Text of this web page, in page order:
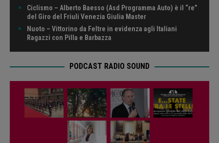
Ciclismo – Alberto Baesso (Asd Programma Auto) è il “re”
del Giro del Friuli Venezia Giulia Master
Nuoto – Vittorino da Feltre in evidenza agli Italiani
Ragazzi con Pilla e Barbazza
PODCAST RADIO SOUND